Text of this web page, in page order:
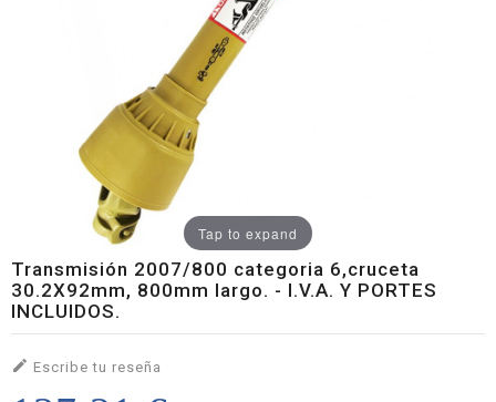
Tap to expand
Transmisión 2007/800 categoria 6,cruceta
30.2X92mm, 800mm largo. - I.V.A. Y PORTES
INCLUIDOS.
 Escribe tu reseña